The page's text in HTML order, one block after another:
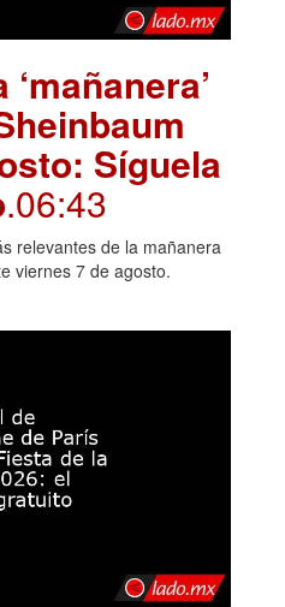
Síguela
.06:43
relevantes de la mañanera
viernes 7 de agosto.